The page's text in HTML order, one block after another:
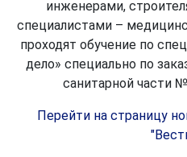
инженерами,
специалистами –
проходят обучение по
дело» специально по
санитарной части
Перейти на страницу